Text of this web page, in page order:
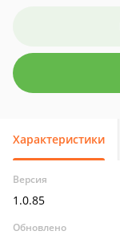
Характеристики
Версия
1.0.85
Обновлено